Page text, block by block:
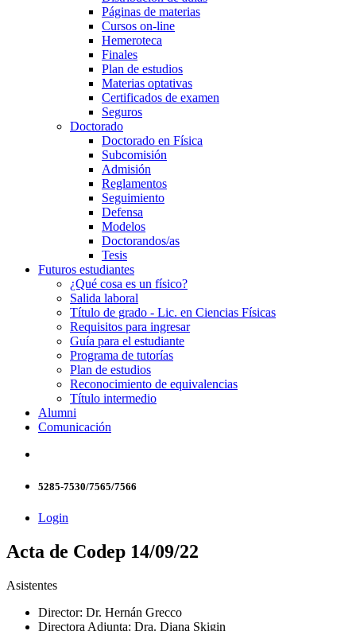
Páginas de materias
Cursos on-line
Hemeroteca
Finales
Plan de estudios
Materias optativas
Certificados de examen
Seguros
Doctorado
Doctorado en Física
Subcomisión
Admisión
Reglamentos
Seguimiento
Defensa
Modelos
Doctorandos/as
Tesis
Futuros estudiantes
¿Qué cosa es un físico?
Salida laboral
Título de grado - Lic. en Ciencias Físicas
Requisitos para ingresar
Guía para el estudiante
Programa de tutorías
Plan de estudios
Reconocimiento de equivalencias
Título intermedio
Alumni
Comunicación
5285-7530/7565/7566
Login
Acta de Codep 14/09/22
Asistentes
Director: Dr. Hernán Grecco
Directora Adjunta: Dra. Diana Skigin